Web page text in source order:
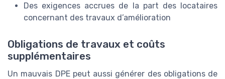
Des exigences accrues de la part des locataires
concernant des travaux d’amélioration
Obligations de travaux et coûts
supplémentaires
Un mauvais DPE peut aussi générer des obligations de